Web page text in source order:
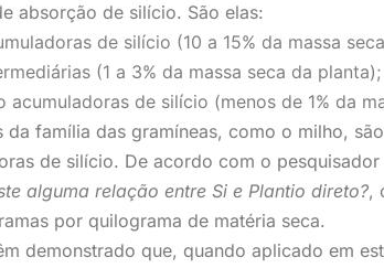
absorção de silício. São elas:
de silício (10 a 15% da massa
(1 a 3% da massa seca da planta);
acumuladoras de silício (menos de 1% da
da família das gramíneas, como o milho,
de silício. De acordo com o
alguma relação entre Si e Plantio direto?,
por quilograma de matéria seca.
demonstrado que, quando aplicado em